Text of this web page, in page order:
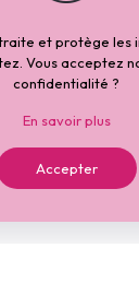
et protège les
Vous acceptez
confidentialité ?
En savoir plus
Accepter